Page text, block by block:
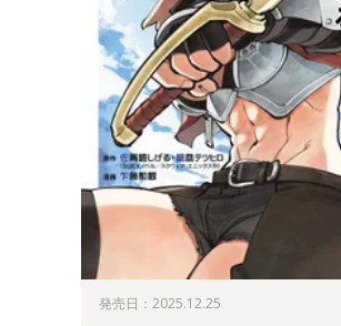
発売日：2025.12.25